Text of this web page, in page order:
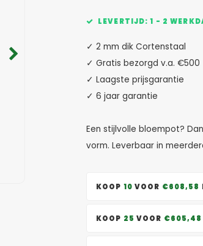
LEVERTIJD: 1 - 2
✓ 2 mm dik Cortenstaal
✓ Gratis bezorgd v.a. €500
✓ Laagste prijsgarantie
✓ 6 jaar garantie
Een stijlvolle bloempot?
vorm. Leverbaar in
KOOP 10 VOOR €608,58
KOOP 25 VOOR €605,48